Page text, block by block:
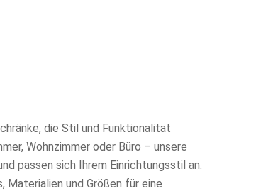
die Stil und Funktionalität
Wohnzimmer oder Büro – unsere
passen sich Ihrem Einrichtungsstil an.
Materialien und Größen für eine